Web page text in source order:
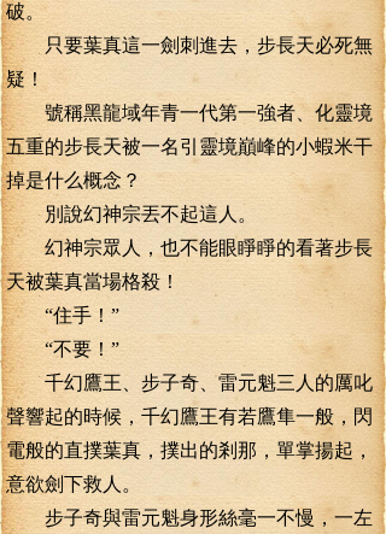
破。
只要葉真這一劍刺進去，步長天必死無
疑！
號稱黑龍域年青一代第一強者、化靈境
五重的步長天被一名引靈境巔峰的小蝦米干
掉是什么概念？
別說幻神宗丟不起這人。
幻神宗眾人，也不能眼睜睜的看著步長
天被葉真當場格殺！
“住手！”
“不要！”
千幻鷹王、步子奇、雷元魁三人的厲叱
聲響起的時候，千幻鷹王有若鷹隼一般，閃
電般的直撲葉真，撲出的剎那，單掌揚起，
意欲劍下救人。
步子奇與雷元魁身形絲毫一不慢，一左